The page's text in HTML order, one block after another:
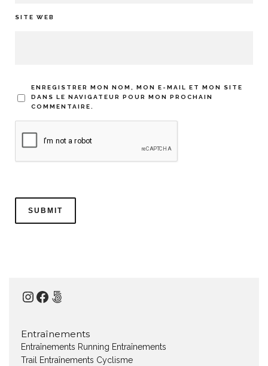
SITE WEB
ENREGISTRER MON NOM, MON E-MAIL ET MON SITE
DANS LE NAVIGATEUR POUR MON PROCHAIN
COMMENTAIRE.
Instagram
Facebook
500px
Entraînements
Entraînements Running Entraînements
Trail Entraînements Cyclisme